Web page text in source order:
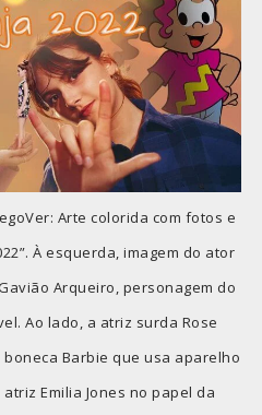
Arte colorida com fotos e
À esquerda, imagem do ator
Arqueiro, personagem do
Ao lado, a atriz surda Rose
Barbie que usa aparelho
Emilia Jones no papel da